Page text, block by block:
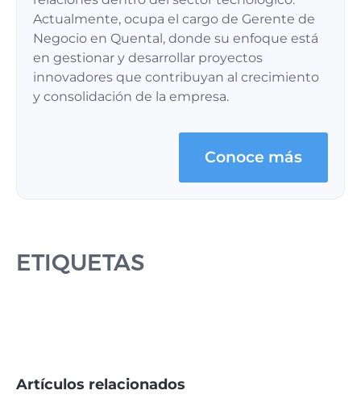
Actualmente, ocupa el cargo de Gerente de
Negocio en Quental, donde su enfoque está
en gestionar y desarrollar proyectos
innovadores que contribuyan al crecimiento
y consolidación de la empresa.
Conoce más
ETIQUETAS
Artículos relacionados